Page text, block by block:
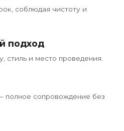
соблюдая чистоту и
подход
стиль и место проведения.
полное сопровождение без